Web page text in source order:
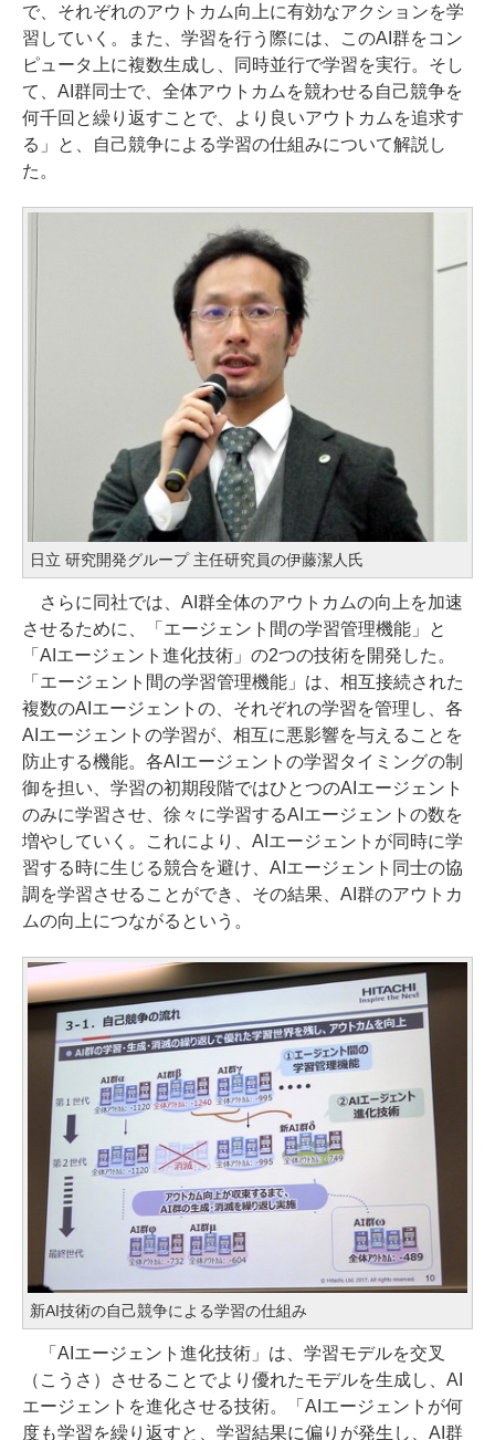
で、それぞれのアウトカム向上に有効なアクションを学
習していく。また、学習を行う際には、このAI群をコン
ピュータ上に複数生成し、同時並行で学習を実行。そし
て、AI群同士で、全体アウトカムを競わせる自己競争を
何千回と繰り返すことで、より良いアウトカムを追求す
る」と、自己競争による学習の仕組みについて解説し
た。
日立 研究開発グループ 主任研究員の伊藤潔人氏
さらに同社では、AI群全体のアウトカムの向上を加速
させるために、「エージェント間の学習管理機能」と
「AIエージェント進化技術」の2つの技術を開発した。
「エージェント間の学習管理機能」は、相互接続された
複数のAIエージェントの、それぞれの学習を管理し、各
AIエージェントの学習が、相互に悪影響を与えることを
防止する機能。各AIエージェントの学習タイミングの制
御を担い、学習の初期段階ではひとつのAIエージェント
のみに学習させ、徐々に学習するAIエージェントの数を
増やしていく。これにより、AIエージェントが同時に学
習する時に生じる競合を避け、AIエージェント同士の協
調を学習させることができ、その結果、AI群のアウトカ
ムの向上につながるという。
新AI技術の自己競争による学習の仕組み
「AIエージェント進化技術」は、学習モデルを交叉
（こうさ）させることでより優れたモデルを生成し、AI
エージェントを進化させる技術。「AIエージェントが何
度も学習を繰り返すと、学習結果に偏りが発生し、AI群